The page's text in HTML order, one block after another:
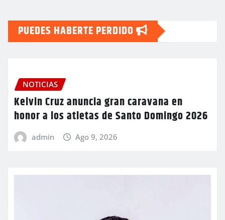
PUEDES HABERTE PERDIDO
NOTICIAS
Kelvin Cruz anuncia gran caravana en
honor a los atletas de Santo Domingo 2026
admin Ago 9, 2026